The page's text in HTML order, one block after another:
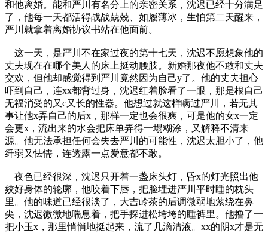
和他离婚。能和严川有名分上的亲密关系，沈迟已经十分满足
了，他每一天都活得战战兢兢、如履薄冰，生怕第二天醒来，
严川就拿着离婚协议书站在他面前。
这一天，是严川不在家过夜的第十七天，沈迟不愿想象他的
丈夫现在在哪个美人的床上挺动腰肢。新婚那夜他不敢和丈夫
交欢，但他却感觉得到严川竟然因为自己y了。他的丈夫担心
吓到自己，连xx都背过身，沈迟红着脸看了一眼，那是根自己
无福消受的又c又长的性器。他想过就这样瞒过严川，若无其
事让他x弄自己的后x，那样一定也会很爽，可是他的女x一定
会更x，流出来的水会把床单弄得一塌糊涂，又解释不清来
源。他无法承担任何会失去严川的可能性，沈迟太胆小了，他
纤弱又怯懦，连透露一点爱意都不敢。
夜色已经很深，沈迟只开着一盏床头灯，昏x的灯光照出他
姣好身体的轮廓，他咬着下唇，把脸埋进严川平时睡的枕头
里。他的味道已经很淡了，大吉岭茶的后调微弱地萦绕在鼻
尖，沈迟微微地喘息着，把手探进松垮垮的睡裤里。他撸了一
把小玉x，那里悄悄地挺起来，流了几滴清液。xx的阴x才是无